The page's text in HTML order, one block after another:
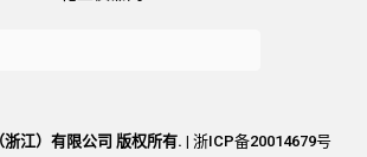
江）有限公司 版权所有. | 浙ICP备20014679号